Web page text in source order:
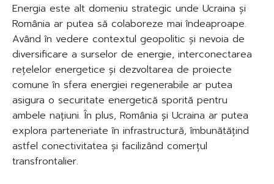
Energia este alt domeniu strategic unde Ucraina și
România ar putea să colaboreze mai îndeaproape.
Având în vedere contextul geopolitic și nevoia de
diversificare a surselor de energie, interconectarea
rețelelor energetice și dezvoltarea de proiecte
comune în sfera energiei regenerabile ar putea
asigura o securitate energetică sporită pentru
ambele națiuni. În plus, România și Ucraina ar putea
explora parteneriate în infrastructură, îmbunătățind
astfel conectivitatea și facilizând comerțul
transfrontalier.